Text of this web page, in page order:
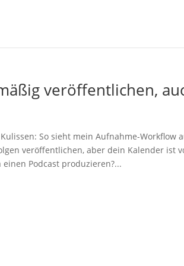
veröffentlichen,
So sieht mein Aufnahme-Workflow
veröffentlichen, aber dein Kalender ist
Podcast produzieren?...